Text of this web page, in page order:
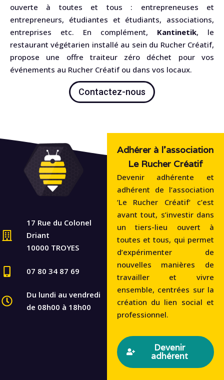
ouverte à toutes et tous : entrepreneuses et
entrepreneurs, étudiantes et étudiants, associations,
entreprises etc. En complément, Kantinetik, le
restaurant végétarien installé au sein du Rucher Créatif,
propose une offre traiteur zéro déchet pour vos
événements au Rucher Créatif ou dans vos locaux.
Contactez-nous
17 Rue du Colonel
Driant
10000 TROYES
07 80 34 87 69
Du lundi au vendredi
de 08h00 à 18h00
Adhérer à l'association
Le Rucher Créatif
Devenir adhérente et
adhérent de l’association
‘Le Rucher Créatif‘ c’est
avant tout, s’investir dans
un tiers-lieu ouvert à
toutes et tous, qui permet
d’expérimenter de
nouvelles manières de
travailler et vivre
ensemble, centrées sur la
création du lien social et
professionnel.
Devenir
adhérent